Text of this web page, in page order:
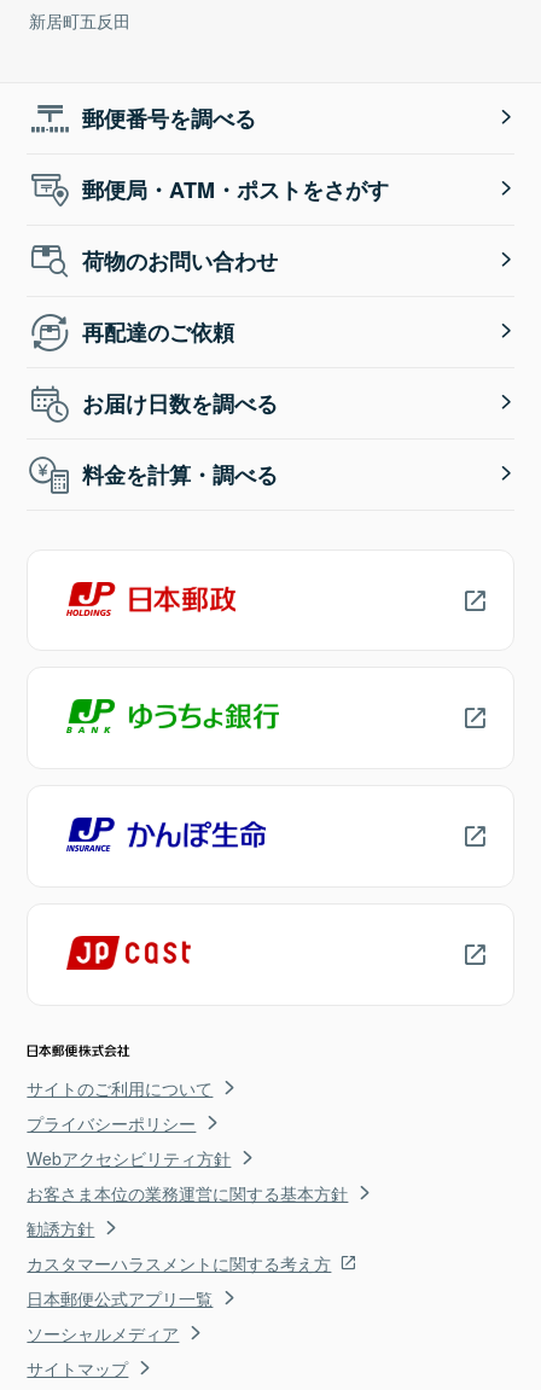
新居町五反田
郵便番号を調べる
郵便局・ATM・ポストをさがす
荷物のお問い合わせ
再配達のご依頼
お届け日数を調べる
料金を計算・調べる
サイトのご利用について
プライバシーポリシー
Webアクセシビリティ方針
お客さま本位の業務運営に関する基本方針
勧誘方針
カスタマーハラスメントに関する考え方
日本郵便公式アプリ一覧
ソーシャルメディア
サイトマップ